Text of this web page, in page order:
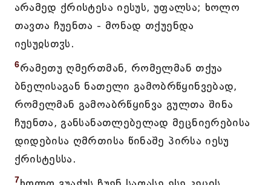
არამედ ქრისტესა იესუს, უფალსა; ხოლო
თავთა ჩუენთა - მონად თქუენდა
იესუჲსთჳს.
6რამეთუ ღმერთმან, რომელმან თქუა
ბნელისაგან ნათელი გამობრწყინვებად,
რომელმან გამოაბრწყინვა გულთა შინა
ჩუენთა, განსანათლებელად მეცნიერებისა
დიდებისა ღმრთისა წინაშე პირსა იესუ
ქრისტესსა.
7